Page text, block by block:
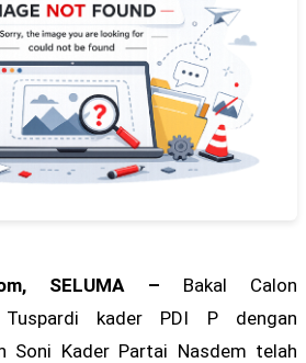
SELUMA – Bakal Calon
Tuspardi kader PDI P dengan
Soni Kader Partai Nasdem telah